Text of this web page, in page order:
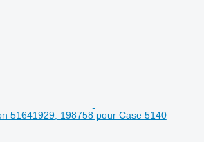
51641929, 198758 pour Case 5140